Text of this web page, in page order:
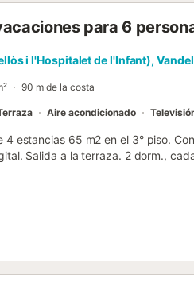
para 6
i l'Hospitalet de l'Infant),
90 m de la costa
Aire acondicionado
4 estancias 65 m2 en el 3° piso.
Salida a la terraza. 2 dorm.,
eléctrico, microondas) con barra
de calefacción. Terraza 6 m2.
secador de pelo. Internet (Wifi,